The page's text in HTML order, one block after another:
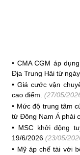
• CMA CGM áp
Địa Trung Hải từ
•Giá cước vận
cao điểm. (27/05/
• Mức độ trung tâm
từ Đông Nam Á phải
• MSC khởi động
19/6/2026 (23/05/
• Mỹ áp chế tài với